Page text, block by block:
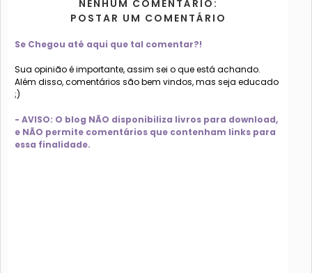
NENHUM COMENTÁRIO:
POSTAR UM COMENTÁRIO
Se Chegou até aqui que tal comentar?!
Sua opinião é importante, assim sei o que está achando.
Além disso, comentários são bem vindos, mas seja educado
;)
- AVISO: O blog NÃO disponibiliza livros para download,
e NÃO permite comentários que contenham links para
essa finalidade.